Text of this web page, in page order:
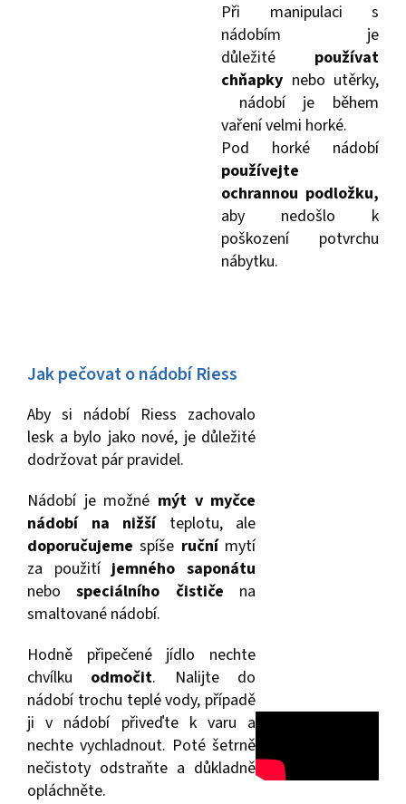
Při manipulaci s
nádobím je
důležité používat
chňapky nebo utěrky,
nádobí je během
vaření velmi horké.
Pod horké nádobí
používejte
ochrannou podložku,
aby nedošlo k
poškození potvrchu
nábytku.
Jak pečovat o nádobí Riess
Aby si nádobí Riess zachovalo
lesk a bylo jako nové, je důležité
dodržovat pár pravidel.
Nádobí je možné mýt v myčce
nádobí na nižšíteplotu, ale
doporučujeme spíše ručnímytí
za použitíjemného saponátu
nebospeciálního čističe na
smaltované nádobí.
Hodně připečené jídlo nechte
chvílku odmočit. Nalijte do
nádobí trochu teplé vody, případě
ji v nádobí přiveďte k varu a
nechte vychladnout. Poté šetrně
nečistoty odstraňte a důkladně
opláchněte.